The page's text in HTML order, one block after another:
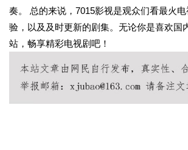
奏。 总的来说，7015影视是观众们看最火
验，以及及时更新的剧集。无论你是喜欢国
站，畅享精彩电视剧吧！